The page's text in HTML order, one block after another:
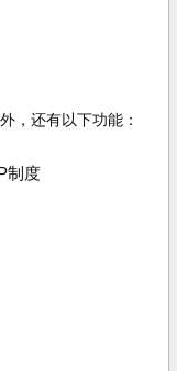
，还有以下功能：
制度